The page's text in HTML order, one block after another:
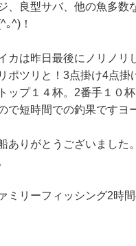
、良型サバ、他の魚多数
｡^)！
カは昨日最後にノリノリ
ポツリと！3点掛け4点掛
ップ１４杯。2番手１０
で短時間での釣果ですヨ
ありがとうございました
ミリーフィッシング2時間